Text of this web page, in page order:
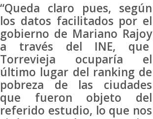
“Queda claro pues, según
los datos facilitados por el
gobierno de Mariano Rajoy
a través del INE, que
Torrevieja ocuparía el
último lugar del ranking de
pobreza de las ciudades
que fueron objeto del
referido estudio, lo que nos